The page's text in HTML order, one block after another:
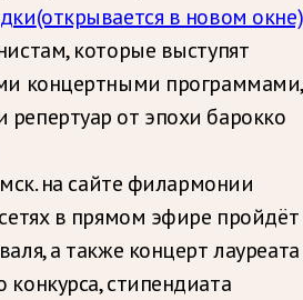
(открывается в новом окне)
которые выступят
концертными программами,
от эпохи барокко
на сайте филармонии
в прямом эфире пройдёт
а также концерт лауреата
стипендиата